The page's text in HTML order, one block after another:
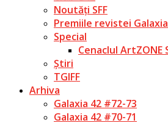
Noutăți SFF
Premiile revistei
Special
Cenaclul ArtZONE
Știri
TGIFF
Arhiva
Galaxia 42 #72-73
Galaxia 42 #70-71